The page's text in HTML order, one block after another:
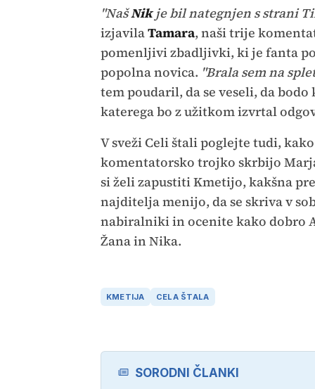
"NašNikje bil nategnjen s strani
izjavilaTamara, naši trije
pomenljivi zbadljivki, ki je fanta
popolna novica. "Brala sem na
tem poudaril, da se veseli, da
katerega bo z užitkom izvrtal
V sveži Celi štali poglejte tudi,
komentatorsko trojko skrbijo
si želi zapustiti Kmetijo, kakšna
najditelja menijo, da se skriva v
nabiralniki in ocenite kako dobro
Žana in Nika.
KMETIJA CELA ŠTALA
SORODNI ČLANKI